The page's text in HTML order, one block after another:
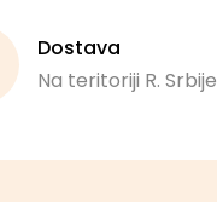
Dostava
Na teritoriji R. Srbije